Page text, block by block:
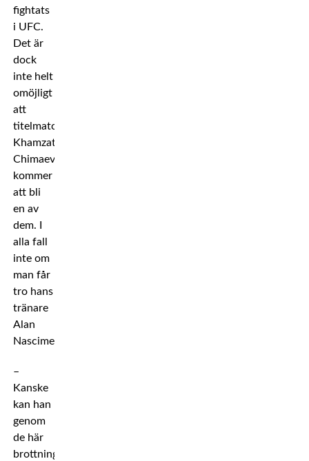
fightats
i UFC.
Det är
dock
inte helt
omöjligt
att
titelmatchaktuella
Khamzat
Chimaev
kommer
att bli
en av
dem. I
alla fall
inte om
man får
tro hans
tränare
Alan
Nascimento.
–
Kanske
kan han
genom
de här
brottningslägren